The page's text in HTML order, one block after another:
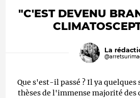
"C'EST DEVENU
La
Que s'est-il passé ? Il ya quelques
thèses de l'immense majorité des